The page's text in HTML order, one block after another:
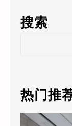
搜索
c
h
热门推